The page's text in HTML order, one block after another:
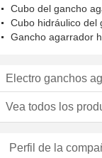
Cubo del gancho
Cubo hidráulico del
Gancho agarrador
Electro ganchos
Vea todos los
Perfil de la